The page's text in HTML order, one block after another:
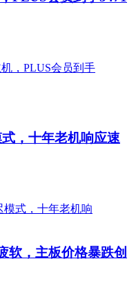
，十年老机响应速
软，主板价格暴跌创